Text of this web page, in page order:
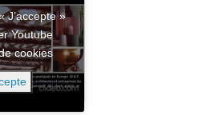
J’accepte »
Youtube
cookies